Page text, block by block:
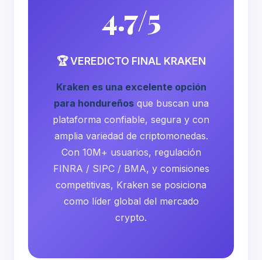
4.7/5
🏆 VEREDICTO FINAL KRAKEN
Kraken es una excelente opción
para hondureñosque buscan una
plataforma confiable, segura y con
amplia variedad de criptomonedas.
Con 10M+ usuarios, regulación
FINRA / SIPC / BMA, y comisiones
competitivas, Kraken se posiciona
como líder global del mercado
crypto.